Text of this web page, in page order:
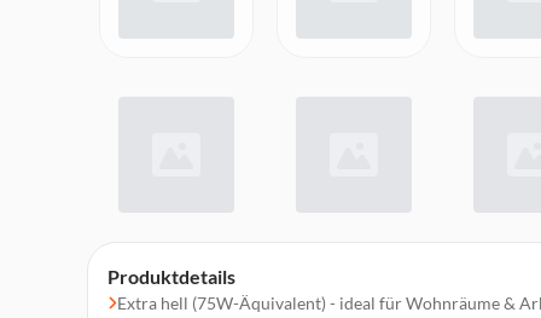
Produktdetails
Extra hell (75W-Äquivalent) - ideal für Wohnräume &